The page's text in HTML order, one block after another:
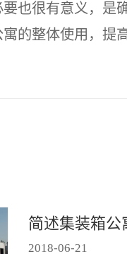
也很有意义，是
的整体使用，提
简述集装箱公
2018-06-21